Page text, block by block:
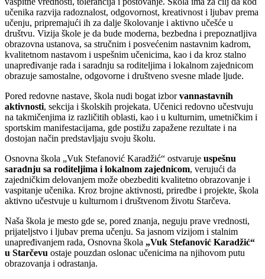
učenika razvija radoznalost, odgovornost, kreativnost i ljubav prema
učenju, pripremajući ih za dalje školovanje i aktivno učešće u
društvu. Vizija škole je da bude moderna, bezbedna i prepoznatljiva
obrazovna ustanova, sa stručnim i posvećenim nastavnim kadrom,
kvalitetnom nastavom i uspešnim učenicima, kao i da kroz stalno
unapređivanje rada i saradnju sa roditeljima i lokalnom zajednicom
obrazuje samostalne, odgovorne i društveno svesne mlade ljude.
Pored redovne nastave, škola nudi bogat izborvannastavnih
aktivnosti, sekcija i školskih projekata. Učenici redovno učestvuju
na takmičenjima iz različitih oblasti, kao i u kulturnim, umetničkim i
sportskim manifestacijama, gde postižu zapažene rezultate i na
dostojan način predstavljaju svoju školu.
Osnovna škola „Vuk Stefanović Karadžić“ ostvaruje uspešnu
saradnju sa roditeljima i lokalnom zajednicom, verujući da
zajedničkim delovanjem može obezbediti kvalitetno obrazovanje i
vaspitanje učenika. Kroz brojne aktivnosti, priredbe i projekte, škola
aktivno učestvuje u kulturnom i društvenom životu Starčeva.
Naša škola je mesto gde se, pored znanja, neguju prave vrednosti,
prijateljstvo i ljubav prema učenju. Sa jasnom vizijom i stalnim
unapređivanjem rada, Osnovna škola „Vuk Stefanović Karadžić“
u Starčevu ostaje pouzdan oslonac učenicima na njihovom putu
obrazovanja i odrastanja.